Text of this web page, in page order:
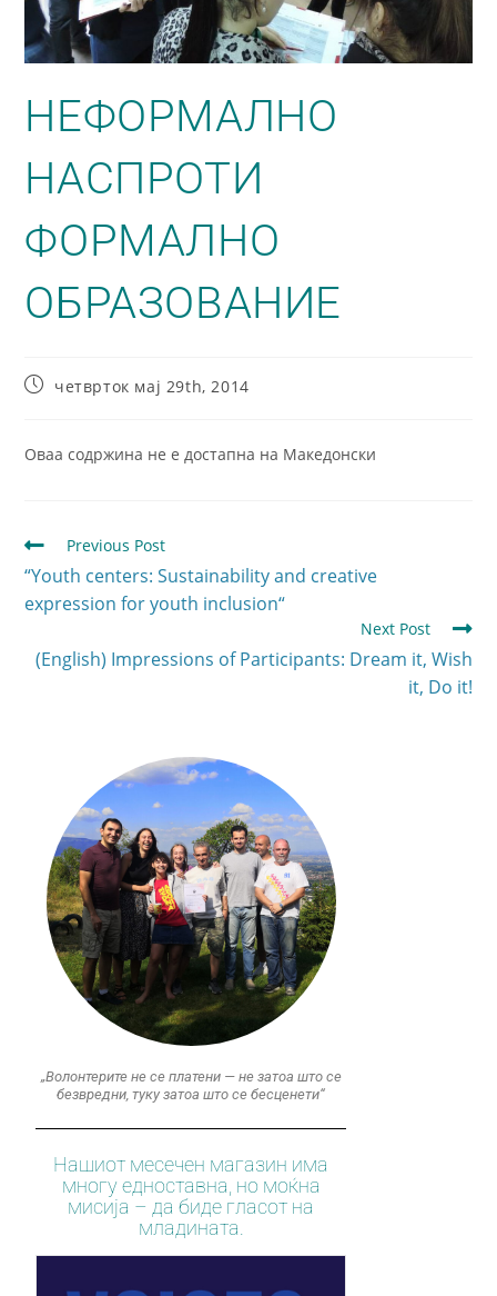
НЕФОРМАЛНО
НАСПРОТИ
ФОРМАЛНО
ОБРАЗОВАНИЕ
четврток мај 29th, 2014
Оваа содржина не е достапна на Македонски
Previous Post
“Youth centers: Sustainability and creative
expression for youth inclusion“
Next Post
(English) Impressions of Participants: Dream it, Wish
it, Do it!
„Волонтерите не се платени — не затоа што се
безвредни, туку затоа што се бесценети“
Нашиот месечен магазин има
многу едноставна, но моќна
мисија – да биде гласот на
младината.